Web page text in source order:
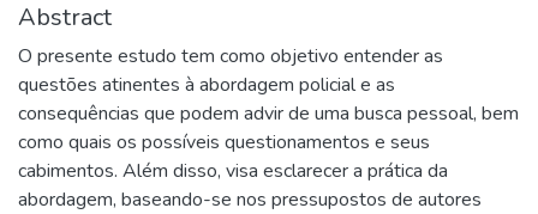
Abstract
O presente estudo tem como objetivo entender as
questões atinentes à abordagem policial e as
consequências que podem advir de uma busca pessoal, bem
como quais os possíveis questionamentos e seus
cabimentos. Além disso, visa esclarecer a prática da
abordagem, baseando-se nos pressupostos de autores